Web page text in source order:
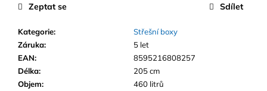
Kategorie:
Střešní boxy
Záruka:
5 let
EAN:
8595216808257
Délka:
205 cm
Objem:
460 litrů
Zeptat se Sdílet